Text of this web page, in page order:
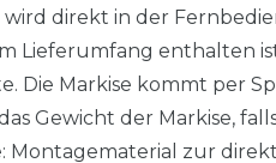
direkt in der
Lieferumfang enthalten
Die Markise kommt per
Gewicht der Markise,
Montagematerial zur